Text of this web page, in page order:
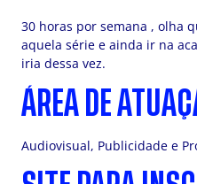
30 horas por semana , olha
aquela série e ainda ir na
iria dessa vez.
ÁREA DE
Audiovisual, Publicidade e